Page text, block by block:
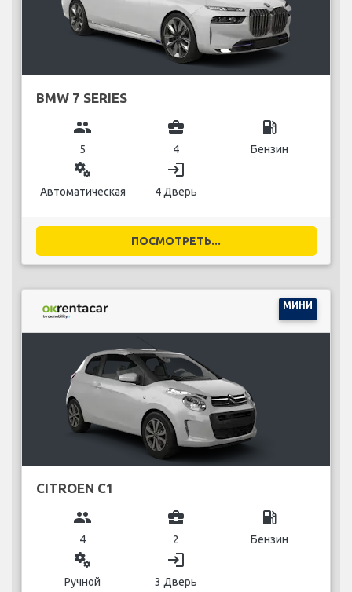
BMW 7 SERIES
group
5
business_center
4
local_gas_station
Бензин
miscellaneous_services
Автоматическая
login
4 Дверь
ПОСМОТРЕТЬ...
МИНИ
CITROEN C1
group
4
business_center
2
local_gas_station
Бензин
miscellaneous_services
Ручной
login
3 Дверь